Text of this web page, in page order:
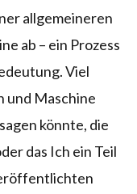
allgemeineren
ab – ein Prozess
Viel
und Maschine
könnte, die
das Ich ein Teil